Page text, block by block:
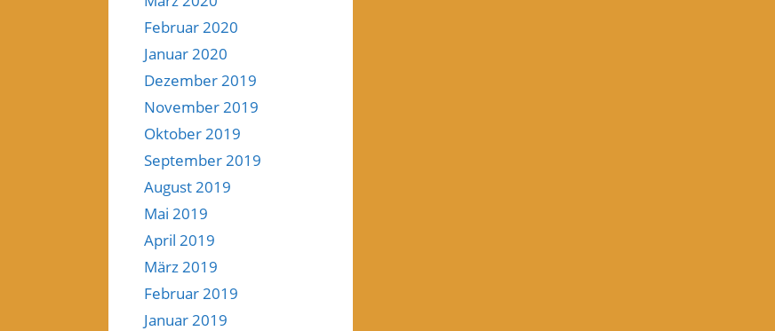
Februar 2020
Januar 2020
Dezember 2019
November 2019
Oktober 2019
September 2019
August 2019
Mai 2019
April 2019
März 2019
Februar 2019
Januar 2019